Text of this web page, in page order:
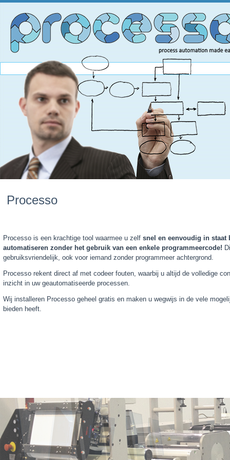
Processo
Processo is een krachtige tool waarmee u zelf snel en eenvoudig in staat
automatiseren zonder het gebruik van een enkele programmeercode!
gebruiksvriendelijk, ook voor iemand zonder programmeer achtergrond.
Processo rekent direct af met codeer fouten, waarbij u altijd de volledige
inzicht in uw geautomatiseerde processen.
Wij installeren Processo geheel gratis en maken u wegwijs in de vele
bieden heeft.